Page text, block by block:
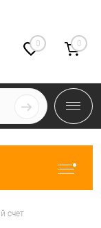
0 0
счет